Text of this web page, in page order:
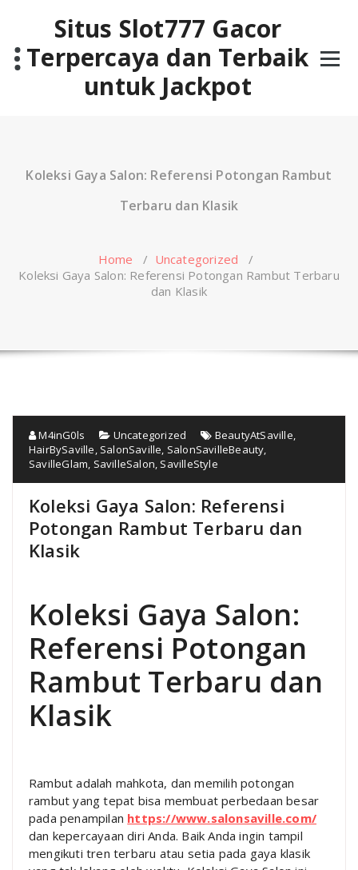
Situs Slot777 Gacor
Terpercaya dan Terbaik
untuk Jackpot
Koleksi Gaya Salon: Referensi Potongan Rambut
Terbaru dan Klasik
Home / Uncategorized /
Koleksi Gaya Salon: Referensi Potongan Rambut Terbaru
dan Klasik
M4inG0ls Uncategorized BeautyAtSaville
HairBySaville SalonSaville SalonSavilleBeauty
SavilleGlam SavilleSalon SavilleStyle
Koleksi Gaya Salon: Referensi
Potongan Rambut Terbaru dan
Klasik
Koleksi Gaya Salon:
Referensi Potongan
Rambut Terbaru dan
Klasik
Rambut adalah mahkota, dan memilih potongan
rambut yang tepat bisa membuat perbedaan besar
pada penampilan https://www.salonsaville.com/
dan kepercayaan diri Anda. Baik Anda ingin tampil
mengikuti tren terbaru atau setia pada gaya klasik